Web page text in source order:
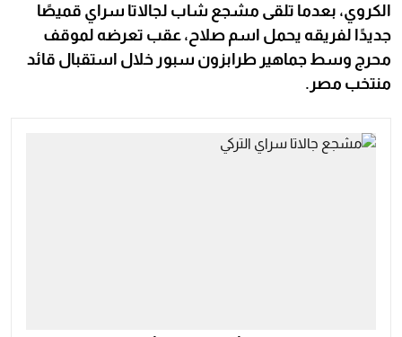
الكروي، بعدما تلقى مشجع شاب لجالاتا سراي قميصًا
جديدًا لفريقه يحمل اسم صلاح، عقب تعرضه لموقف
محرج وسط جماهير طرابزون سبور خلال استقبال قائد
منتخب مصر.